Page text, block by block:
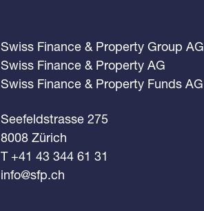
Swiss Finance & Property Group AG
Swiss Finance & Property AG
Swiss Finance & Property Funds AG
Seefeldstrasse 275
8008 Zürich
T +41 43 344 61 31
info@sfp.ch